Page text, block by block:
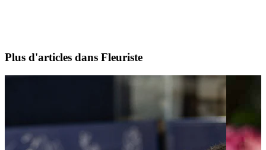
Plus d'articles dans Fleuriste